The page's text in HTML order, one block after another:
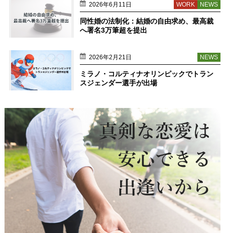
2026年6月11日 NEWS
WORK
同性婚の法制化：結婚の自由求め、最高裁
へ署名3万筆超を提出
2026年2月21日 NEWS
ミラノ・コルティナオリンピックでトラン
スジェンダー選手が出場